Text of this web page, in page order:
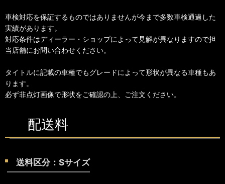
車検対応を保証するものではありませんが今まで多数車検通過した
実績があります。
対応条件はディーラー・ショップによって見解が異なりますので担
当店舗にお問い合わせください。
タイトルに記載の車種でもグレードによって形状が異なる車種もあ
ります。
必ず非点灯画像で形状をご確認の上、ご注文ください。
配送料
送料区分：Sサイズ